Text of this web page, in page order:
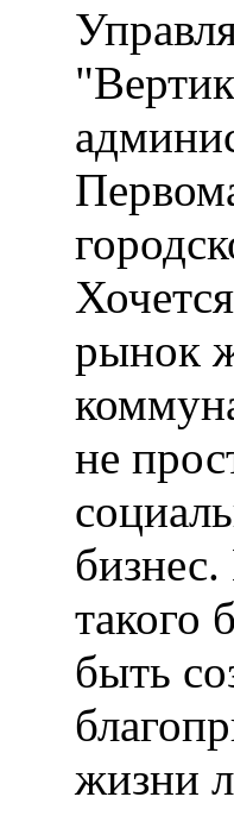
рынок
не
такого
быть
жизни